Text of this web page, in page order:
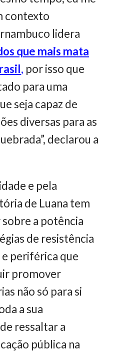
contexto
lidera
que mais mata
, por isso que
para uma
seja capaz de
diversas para as
declarou a
e pela
de Luana tem
a potência
de resistência
periférica que
promover
não só para si
a sua
ressaltar a
pública na